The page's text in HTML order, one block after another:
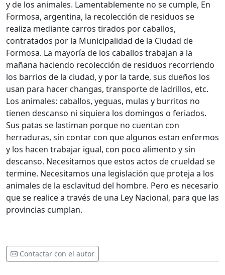
y de los animales. Lamentablemente no se cumple, En
Formosa, argentina, la recolección de residuos se
realiza mediante carros tirados por caballos,
contratados por la Municipalidad de la Ciudad de
Formosa. La mayoría de los caballos trabajan a la
mañana haciendo recolección de residuos recorriendo
los barrios de la ciudad, y por la tarde, sus dueños los
usan para hacer changas, transporte de ladrillos, etc.
Los animales: caballos, yeguas, mulas y burritos no
tienen descanso ni siquiera los domingos o feriados.
Sus patas se lastiman porque no cuentan con
herraduras, sin contar con que algunos estan enfermos
y los hacen trabajar igual, con poco alimento y sin
descanso. Necesitamos que estos actos de crueldad se
termine. Necesitamos una legislación que proteja a los
animales de la esclavitud del hombre. Pero es necesario
que se realice a través de una Ley Nacional, para que las
provincias cumplan.
Contactar con el autor